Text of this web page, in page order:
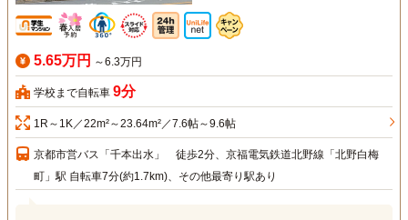
5.65万円 ～6.3万円
学校まで自転車 9分
1R～1K／22m²～23.64m²／7.6帖～9.6帖
京都市営バス「千本出水」 徒歩2分、京福電気鉄道北野線「北野白梅
町」駅 自転車7分(約1.7km)、その他最寄り駅あり